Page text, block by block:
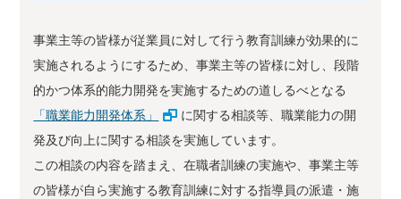
事業主等の皆様が従業員に対して行う教育訓練が効果的に
実施されるようにするため、事業主等の皆様に対し、段階
的かつ体系的能力開発を実施するための道しるべとなる
「職業能力開発体系」
に関する相談等、職業能力の開
発及び向上に関する相談を実施しています。
この相談の内容を踏まえ、在職者訓練の実施や、事業主等
の皆様が自ら実施する教育訓練に対する指導員の派遣・施